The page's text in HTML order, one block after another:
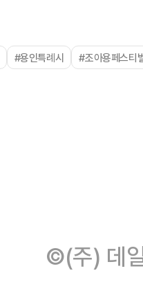
#용인특례시 #조아용페스티
©(주) 데